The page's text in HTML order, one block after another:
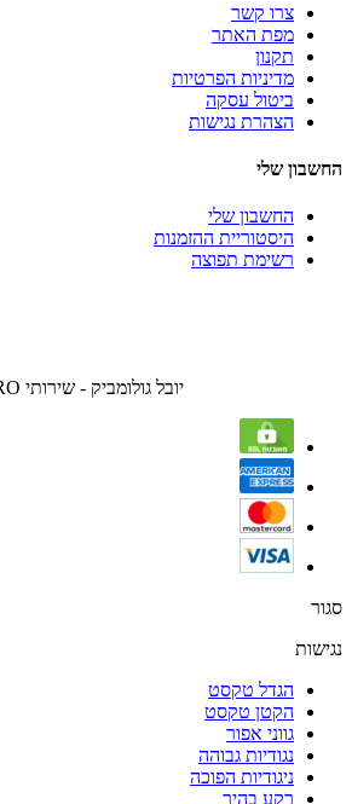
צרו קשר
מפת האתר
תקנון
מדיניות הפרטיות
ביטול עסקה
הצהרת נגישות
החשבון שלי
החשבון שלי
היסטוריית ההזמנות
רשימת תפוצה
יובל גולומביק - שירותי CRO
סגור
נגישות
הגדל טקסט
הקטן טקסט
גווני אפור
נגודיות גבוהה
ניגודיות הפוכה
רקע בהיר